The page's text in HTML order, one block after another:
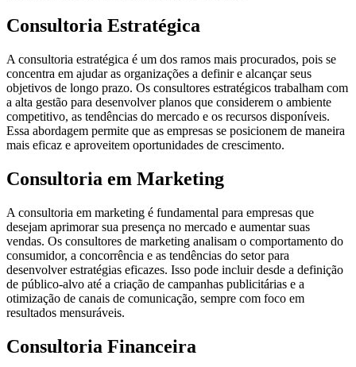
Consultoria Estratégica
A consultoria estratégica é um dos ramos mais procurados, pois se
concentra em ajudar as organizações a definir e alcançar seus
objetivos de longo prazo. Os consultores estratégicos trabalham com
a alta gestão para desenvolver planos que considerem o ambiente
competitivo, as tendências do mercado e os recursos disponíveis.
Essa abordagem permite que as empresas se posicionem de maneira
mais eficaz e aproveitem oportunidades de crescimento.
Consultoria em Marketing
A consultoria em marketing é fundamental para empresas que
desejam aprimorar sua presença no mercado e aumentar suas
vendas. Os consultores de marketing analisam o comportamento do
consumidor, a concorrência e as tendências do setor para
desenvolver estratégias eficazes. Isso pode incluir desde a definição
de público-alvo até a criação de campanhas publicitárias e a
otimização de canais de comunicação, sempre com foco em
resultados mensuráveis.
Consultoria Financeira